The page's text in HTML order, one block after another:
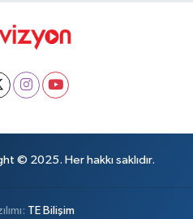
© 2025. Her hakkı saklıdır.
TE Bilişim